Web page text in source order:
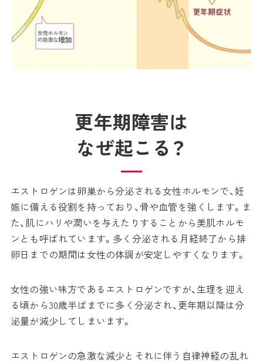
更年期障害は
なぜ起こる？
エストロゲンは卵巣から分泌される女性ホルモンで、妊
娠に備える役割を持っており、骨や血管を強くします。ま
た、肌にハリや潤いを与えたりすることから美肌ホルモ
ンとも呼ばれています。多く分泌される月経終了から排
卵日までの期間は女性の体調が安定しやすくなります。
女性の強い味方であるエストロゲンですが、生理を迎え
る頃から30歳半ばまでに多く分泌され、更年期以降は分
泌量が減少してしまいます。
エストロゲンの急激な減少とそれに伴う自律神経の乱れ